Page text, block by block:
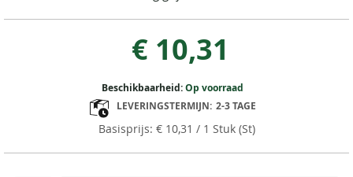
€ 10,31
€ 10,31 / 1 Stuk (St)
Beschikbaarheid:Op voorraad
LEVERINGSTERMIJN: 2-3 TAGE